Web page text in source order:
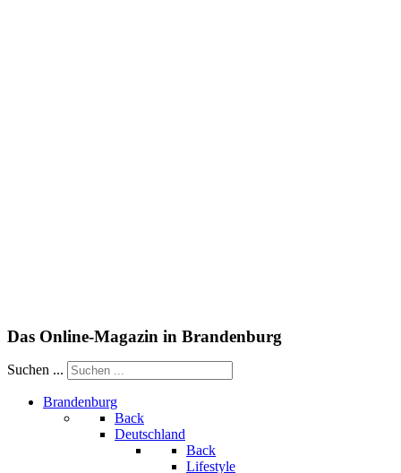
Das Online-Magazin in Brandenburg
Suchen ...
Brandenburg
Back
Deutschland
Back
Lifestyle